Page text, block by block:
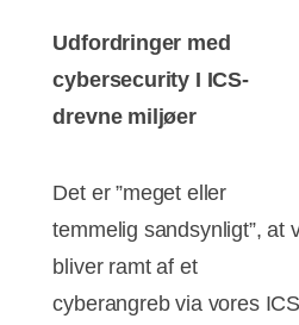
Udfordringer med
cybersecurity I ICS-
drevne miljøer
Det er ”meget eller
temmelig sandsynligt”, at
bliver ramt af et
cyberangreb via vores ICS